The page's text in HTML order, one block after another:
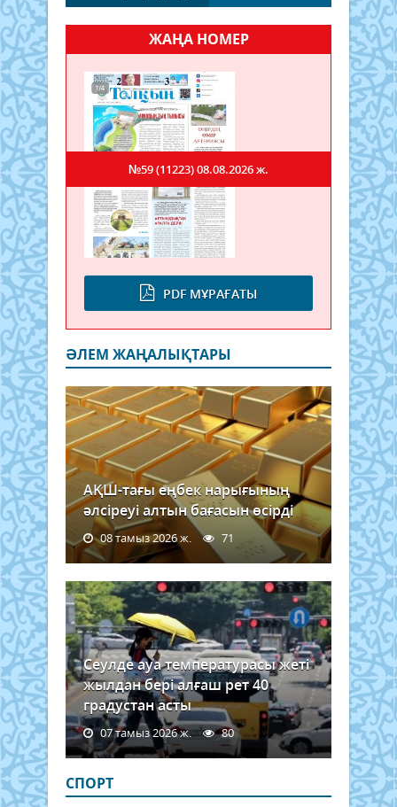
ЖАҢА НОМЕР
PDF МҰРАҒАТЫ
№59 (11223)08.08.2026 ж.
ӘЛЕМ ЖАҢАЛЫҚТАРЫ
АҚШ-тағы еңбек нарығының
әлсіреуі алтын бағасын өсірді
08 тамыз 2026 ж. 71
Сеулде ауа температурасы жеті
жылдан бері алғаш рет 40
градустан асты
07 тамыз 2026 ж. 80
СПОРТ